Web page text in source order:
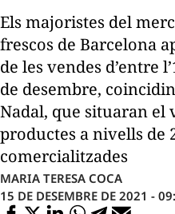
Els majoristes del
frescos de Barcelona
de les vendes d’entre
de desembre,
Nadal, que situaran
productes a nivells de
comercialitzades
MARIA TERESA COCA
15 DE DESEMBRE DE 2021 -